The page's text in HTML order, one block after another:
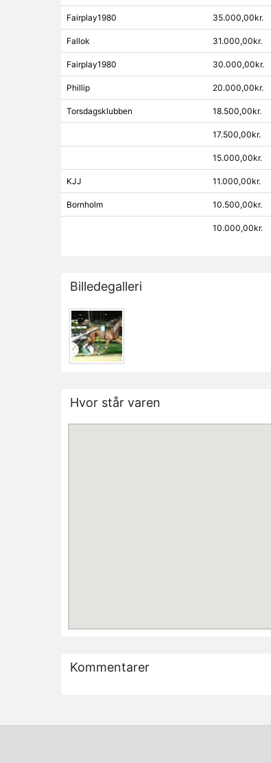
Fairplay1980 35.000,00kr.
Fallok 31.000,00kr.
Fairplay1980 30.000,00kr.
Phillip 20.000,00kr.
Torsdagsklubben 18.500,00kr.
17.500,00kr.
15.000,00kr.
KJJ 11.000,00kr.
Bornholm 10.500,00kr.
10.000,00kr.
Billedegalleri
Hvor står varen
Kommentarer